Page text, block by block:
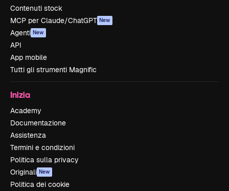
Contenuti stock
MCP per Claude/ChatGPT New
Agenti New
API
App mobile
Tutti gli strumenti Magnific
Inizia
Academy
Documentazione
Assistenza
Termini e condizioni
Politica sulla privacy
Originali New
Politica dei cookie